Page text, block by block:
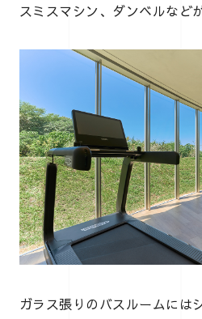
スミスマシン、ダンベルなど
ガラス張りのバスルームには